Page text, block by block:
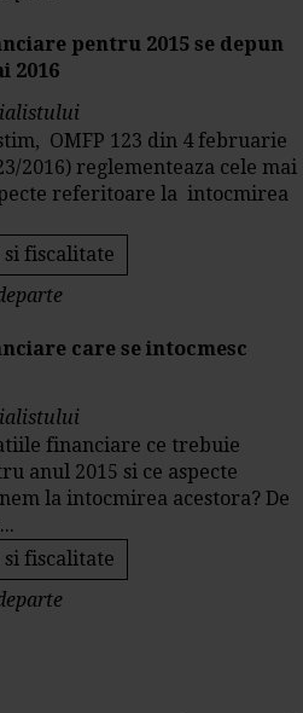
pentru 2015 se depun
2016
OMFP 123 din 4 februarie
2016) reglementeaza cele mai
referitoare la intocmirea
fiscalitate
care se intocmesc
financiare ce trebuie
anul 2015 si ce aspecte
la intocmirea acestora? De
fiscalitate